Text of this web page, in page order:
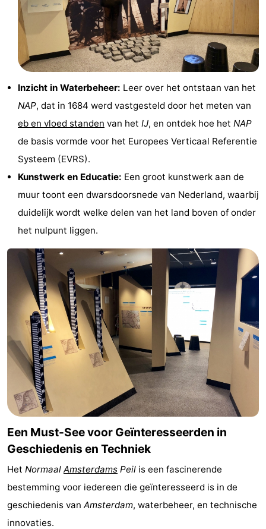
Fietsen
Wandelen
Amusement
Nachtleven
Eten
drinken
Winkelen
Markten
-
Warenhuizen
Evenementen
Uitgelicht
Grachtengordel
Coffeeshops
Homohoofdstad
Rosse
buurt
Geschiedenis
Diamantstad
Pleinen
in
het
centrum
Parken
en
tuinen
Stadsdelen
Omgeving
-
Inzicht in Waterbeheer: Leer over het ontstaan van het
NAP, dat in 1684 werd vastgesteld door het meten van
eb en vloed standen van het IJ, en ontdek hoe het NAP
de basis vormde voor het Europees Verticaal Referentie
Systeem (EVRS).
Kunstwerk en Educatie: Een groot kunstwerk aan de
muur toont een dwarsdoorsnede van Nederland, waarbij
duidelijk wordt welke delen van het land boven of onder
het nulpunt liggen.
Een Must-See voor Geïnteresseerden in
Geschiedenis en Techniek
Het Normaal Amsterdams Peil is een fascinerende
bestemming voor iedereen die geïnteresseerd is in de
geschiedenis van Amsterdam, waterbeheer, en technische
innovaties.